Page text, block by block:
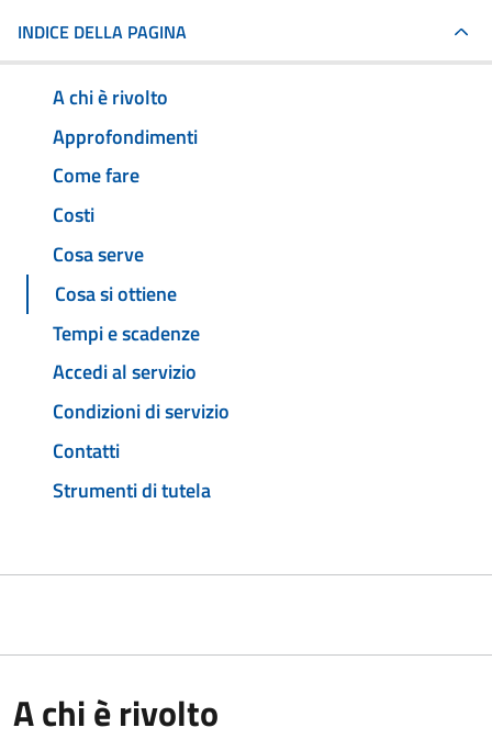
INDICE DELLA PAGINA
A chi è rivolto
Approfondimenti
Come fare
Costi
Cosa serve
Cosa si ottiene
Tempi e scadenze
Accedi al servizio
Condizioni di servizio
Contatti
Strumenti di tutela
A chi è rivolto